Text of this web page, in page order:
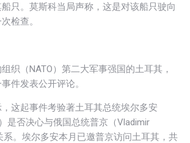
只。莫斯科当局声称，这是对该船只驶向
检查。
织（NATO）第二大军事强国的土耳其，
件发表公开评论。
这起事件考验著土耳其总统埃尔多安
）是否决心与俄国总统普京（Vladimir
系。埃尔多安本月已邀普京访问土耳其，共